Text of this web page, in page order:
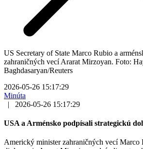
US Secretary of State Marco Rubio a
zahraničných vecí Ararat Mirzoyan. Foto:
Baghdasaryan/Reuters
2026-05-26 15:17:29
Minúta
|
2026-05-26 15:17:29
USA a Arménsko podpísali strategickú
Americký minister zahraničných vecí Marco